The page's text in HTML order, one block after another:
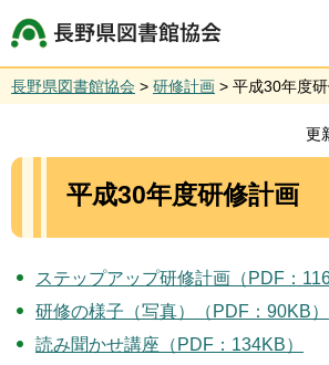
長野県図書館協会
長野県図書館協会 > 研修計画 > 平成30年度
更
平成30年度研修計画
ステップアップ研修計画（PDF：
研修の様子（写真）（PDF：90KB）
読み聞かせ講座（PDF：134KB）